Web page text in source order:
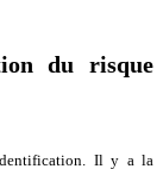
du risque
Il y a la